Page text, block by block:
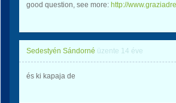
good question, see more: http://
Sedestyén Sándorné üzente 14 éve
és ki kapaja de